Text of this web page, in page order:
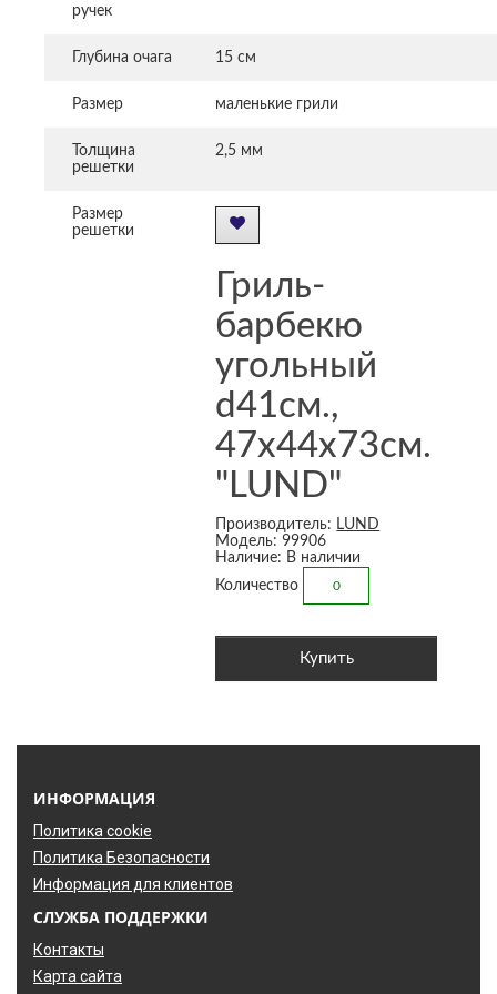
ручек
Глубина очага 15 см
Размер маленькие грили
Толщина
решетки
2,5 мм
Размер
решетки
Гриль-
барбекю
угольный
d41см.,
47x44x73см.
"LUND"
Производитель: LUND
Модель: 99906
Наличие: В наличии
Количество
Купить
ИНФОРМАЦИЯ
Политика cookie
Политика Безопасности
Информация для клиентов
СЛУЖБА ПОДДЕРЖКИ
Контакты
Карта сайта